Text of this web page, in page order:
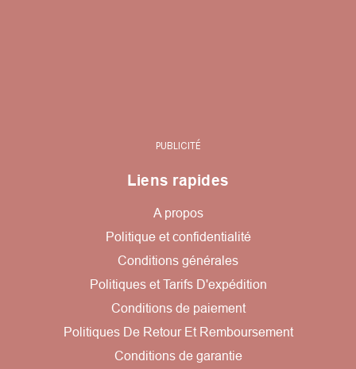
PUBLICITÉ
Liens rapides
A propos
Politique et confidentialité
Conditions générales
Politiques et Tarifs D'expédition
Conditions de paiement
Politiques De Retour Et Remboursement
Conditions de garantie